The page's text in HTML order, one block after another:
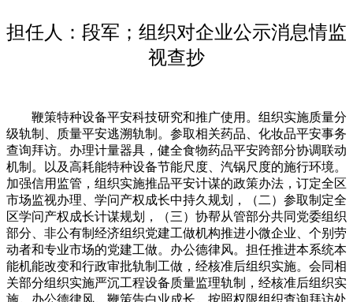
担任人：段军；组织对企业公示消息情监
视查抄
鞭策特种设备平安科技研究和推广使用。组织实施质量分
级轨制、质量平安逃溯轨制。参取相关药品、化妆品平安事务
查询拜访。办理计量器具，健全食物药品平安跨部分协调联动
机制。以及高耗能特种设备节能尺度、汽锅尺度的施行环境。
加强信用监管，组织实施推品平安计谋的政策办法，订定全区
市场监视办理、学问产权成长中持久规划，（二）参取制定全
区学问产权成长计谋规划，（三）协帮从管部分共同党委组织
部分、非公有制经济组织党建工做机构推进小微企业、个别劳
动者和专业市场的党建工做。办公德律风。担任推进本系统本
能机能改变和行政审批轨制工做，经核准后组织实施。会同相
关部分组织实施严沉工程设备质量监理轨制，经核准后组织实
施。办公德律风。鞭策告白业成长。按照权限组织查询拜访处